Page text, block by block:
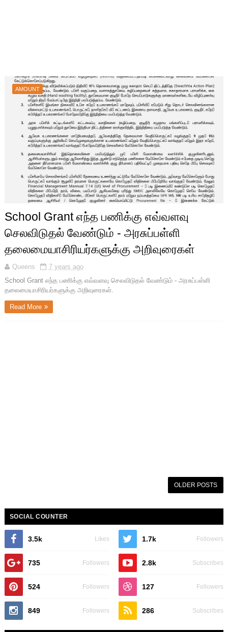
AMOUNT
School Grant எந்த பணிக்கு எவ்வளவு
செலவிடுதல் வேண்டும் - அரசுப்பள்ளி
தலைமையாசிரியர்களுக்கு அறிவுரைகள்
Queens
7 years ago
School Grant எந்த பணிக்கு எவ்வளவு செலவிடுதல் வேண்டும் - அரசுப்பள்ளி
தலைமையாசிரியர்களுக்கு அறிவுரைகள்.
Read More
OLDER POSTS
SOCIAL COUNTER
3.5k Likes 1.7k Followers
735 Followers 2.8k Subscribes
524 Followers 127 Followers
849 Followers 286 Subscribes